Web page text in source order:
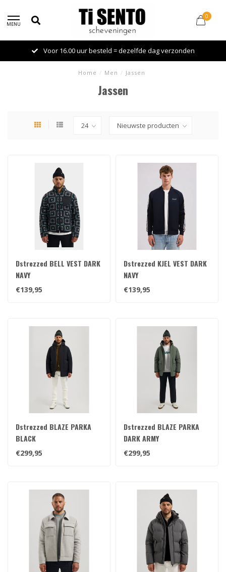
MENU
0
Voor 16.00 uur besteld = dezelfde dag verzonden
Home / Men / Jassen
Jassen
Dstrezzed BELL VEST DARK
NAVY
€139,95
Dstrezzed KJEL VEST DARK
NAVY
€139,95
Dstrezzed BLAZE PARKA
BLACK
€299,95
Dstrezzed BLAZE PARKA
DARK ARMY
€299,95